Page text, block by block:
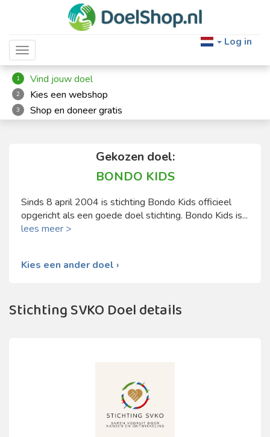
Toggle navigation
Log in
1 Vind jouw doel
2 Kies een webshop
3 Shop en doneer gratis
Gekozen doel:
BONDO KIDS
Sinds 8 april 2004 is stichting Bondo Kids officieel
opgericht als een goede doel stichting. Bondo Kids is...
lees meer >
Kies een ander doel ›
Stichting SVKO Doel details